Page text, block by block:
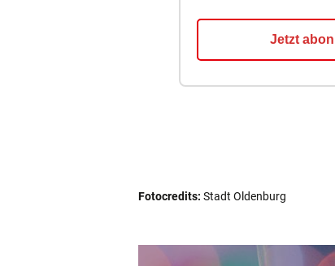
Fotocredits: Stadt Oldenburg